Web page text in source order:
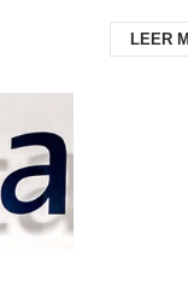
89.000
LEER